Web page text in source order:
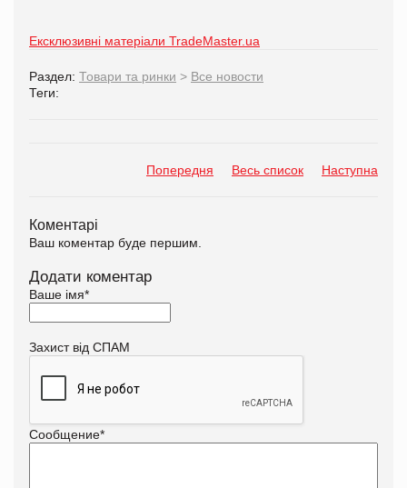
Ексклюзивні матеріали TradeMaster.ua
Раздел: Товари та ринки > Все новости
Теги:
Попередня Весь список Наступна
Коментарі
Ваш коментар буде першим.
Додати коментар
Ваше імя*
Захист від СПАМ
Сообщение*